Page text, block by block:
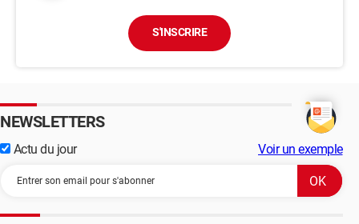
S'INSCRIRE
NEWSLETTERS
Actu du jour Voir un exemple